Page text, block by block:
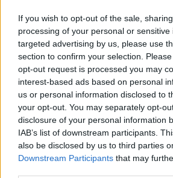
If you wish to opt-out of the sale,
processing of your personal or
targeted advertising by us, please use
section to confirm your selection.
opt-out request is processed you may
interest-based ads based on personal
us or personal information disclosed to
your opt-out. You may separately opt-
disclosure of your personal information
IAB’s list of downstream participants.
also be disclosed by us to third parties
Downstream Participants that may